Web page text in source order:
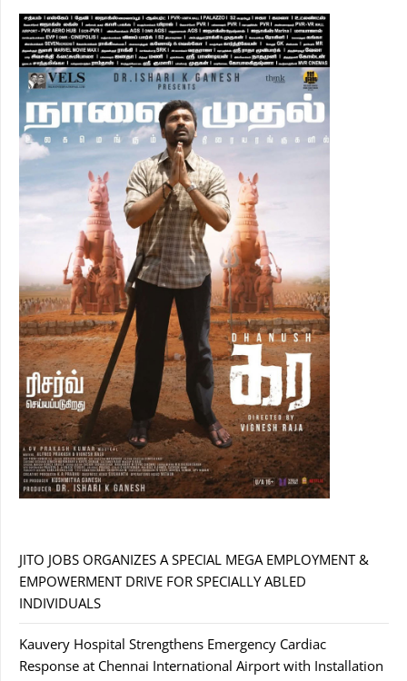
JITO JOBS ORGANIZES A SPECIAL MEGA EMPLOYMENT &
EMPOWERMENT DRIVE FOR SPECIALLY ABLED
INDIVIDUALS
Kauvery Hospital Strengthens Emergency Cardiac
Response at Chennai International Airport with Installation